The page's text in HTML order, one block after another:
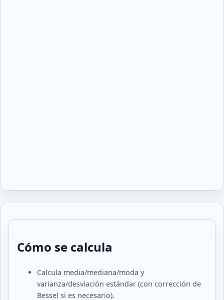
Cómo se calcula
Calcula media/mediana/moda y
varianza/desviación estándar (con corrección de
Bessel si es necesario).